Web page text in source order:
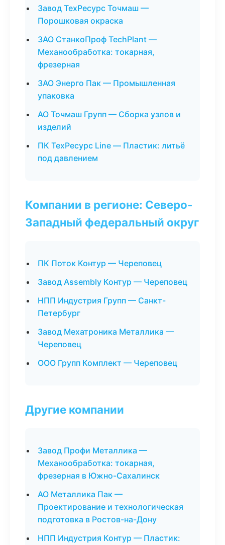
Завод ТехРесурс Точмаш —
Порошковая окраска
ЗАО СтанкоПроф TechPlant —
Механообработка: токарная,
фрезерная
ЗАО Энерго Пак — Промышленная
упаковка
АО Точмаш Групп — Сборка узлов и
изделий
ПК ТехРесурс Line — Пластик: литьё
под давлением
Компании в регионе: Северо-
Западный федеральный округ
ПК Поток Контур — Череповец
Завод Assembly Контур — Череповец
НПП Индустрия Групп — Санкт-
Петербург
Завод Мехатроника Металлика —
Череповец
ООО Групп Комплект — Череповец
Другие компании
Завод Профи Металлика —
Механообработка: токарная,
фрезерная в Южно-Сахалинск
АО Металлика Пак —
Проектирование и технологическая
подготовка в Ростов-на-Дону
НПП Индустрия Контур — Пластик: